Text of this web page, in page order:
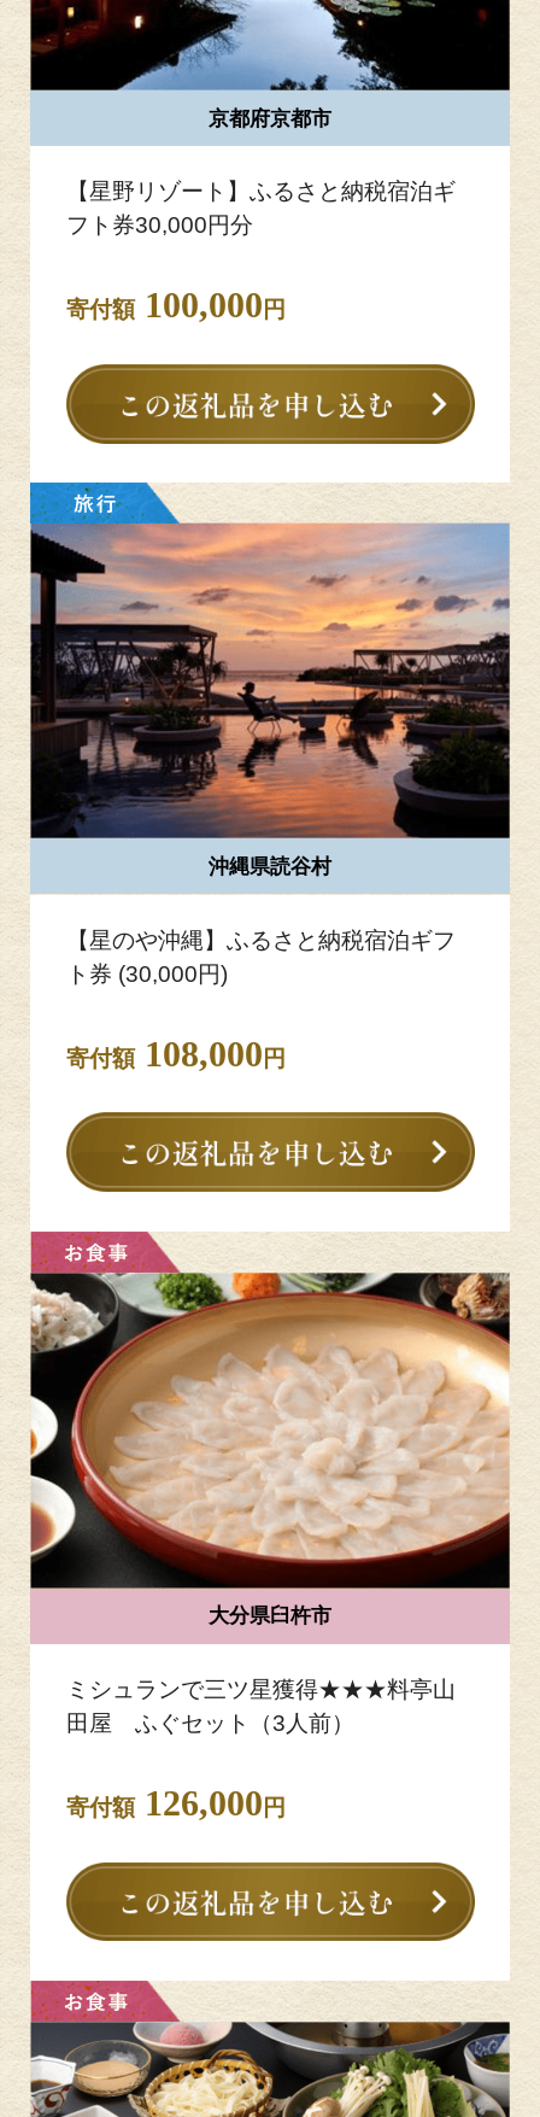
京都府京都市
【星野リゾート】ふるさと納税宿泊ギ
フト券30,000円分
寄付額100,000 円
沖縄県読谷村
【星のや沖縄】ふるさと納税宿泊ギフ
ト券 (30,000円)
寄付額108,000 円
大分県臼杵市
ミシュランで三ツ星獲得★★★料亭山
田屋 ふぐセット（3人前）
寄付額126,000 円